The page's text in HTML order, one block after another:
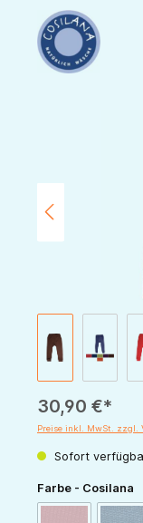
Bildergalerie
30,90 €*
Preise inkl. MwSt. zzgl.
Sofort
Farbe - Cosilana